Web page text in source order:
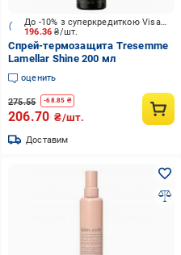
196.36₴/шт.
До -10% з суперкредиткою Visa Вигода
Спрей-термозащита Tresemme
Lamellar Shine 200 мл
оценить
275.55 -68.85 ₴
206.70 ₴/шт.
Доставим